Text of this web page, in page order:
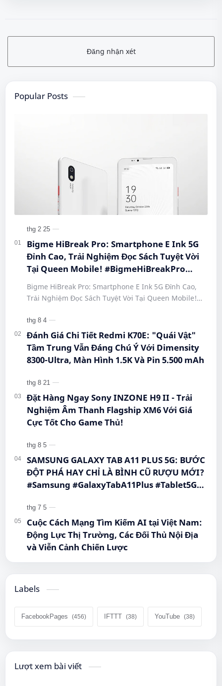
Đăng nhận xét
Popular Posts
Bigme HiBreak Pro: Smartphone E Ink 5G
Đỉnh Cao, Trải Nghiệm Đọc Sách Tuyệt Vời
Tại Queen Mobile! #BigmeHiBreakPro
#SmartphoneEInk #QueenMobile
#HiBreakPro5G #DienThoaiDocSach
#CongNgheMoi #MuaSamThongMinh
#EInkPhone #5GSmartphone
Bigme HiBreak Pro: Smartphone E Ink 5G Đỉnh Cao,
Trải Nghiệm Đọc Sách Tuyệt Vời Tại Queen Mobile!
#Hi…
Đánh Giá Chi Tiết Redmi K70E: "Quái Vật"
Tầm Trung Vẫn Đáng Chú Ý Với Dimensity
8300-Ultra, Màn Hình 1.5K Và Pin 5.500 mAh
Đặt Hàng Ngay Sony INZONE H9 II - Trải
Nghiệm Âm Thanh Flagship XM6 Với Giá
Cực Tốt Cho Game Thủ!
SAMSUNG GALAXY TAB A11 PLUS 5G: BƯỚC
ĐỘT PHÁ HAY CHỈ LÀ BÌNH CŨ RƯỢU MỚI?
#Samsung #GalaxyTabA11Plus #Tablet5G
Cuộc Cách Mạng Tìm Kiếm AI tại Việt Nam:
Động Lực Thị Trường, Các Đối Thủ Nội Địa
và Viễn Cảnh Chiến Lược
Labels
FacebookPages IFTTT YouTube
Lượt xem bài viết